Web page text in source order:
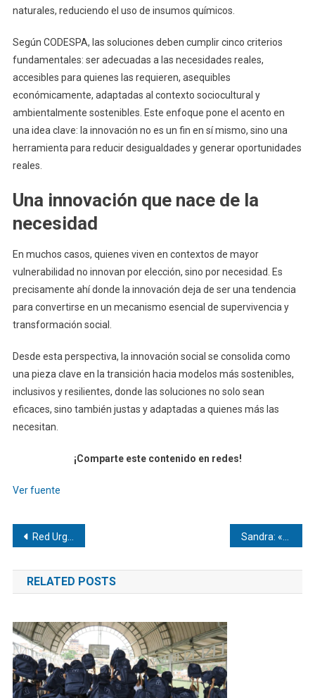
naturales, reduciendo el uso de insumos químicos.
Según CODESPA, las soluciones deben cumplir cinco criterios
fundamentales: ser adecuadas a las necesidades reales,
accesibles para quienes las requieren, asequibles
económicamente, adaptadas al contexto sociocultural y
ambientalmente sostenibles. Este enfoque pone el acento en
una idea clave: la innovación no es un fin en sí mismo, sino una
herramienta para reducir desigualdades y generar oportunidades
reales.
Una innovación que nace de la
necesidad
En muchos casos, quienes viven en contextos de mayor
vulnerabilidad no innovan por elección, sino por necesidad. Es
precisamente ahí donde la innovación deja de ser una tendencia
para convertirse en un mecanismo esencial de supervivencia y
transformación social.
Desde esta perspectiva, la innovación social se consolida como
una pieza clave en la transición hacia modelos más sostenibles,
inclusivos y resilientes, donde las soluciones no solo sean
eficaces, sino también justas y adaptadas a quienes más las
necesitan.
¡Comparte este contenido en redes!
Ver fuente
Navegación
de
entradas
Red Urgent Care: Venemergencia avanza en consolidación de eficiente modelo de atención
RELATED POSTS